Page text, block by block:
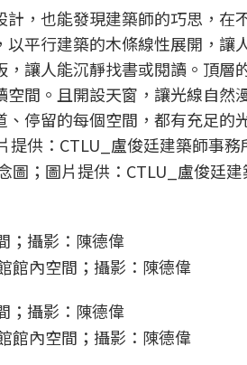
計，也能發現建築師的巧思，
以平行建築的木條線性展開，
，讓人能沉靜找書或閱讀。頂
空間。且開設天窗，讓光線自
停留的每個空間，都有充足的
圖；圖片提供：CTLU_盧俊廷
館內空間；攝影：陳德偉
館內空間；攝影：陳德偉